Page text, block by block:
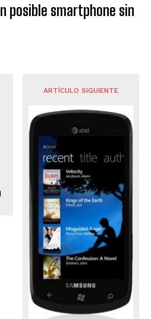
posible smartphone sin
ARTÍCULO SIGUIENTE